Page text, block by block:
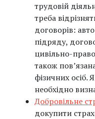
трудовій
треба
договорів:
підряду,
цивільно-
також
фізичних осіб.
необхідно
Добровільне
докупити